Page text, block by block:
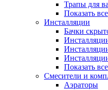
Трапы для
Показать все
Инсталляции
Бачки
Показать все
Смесители и
Аэраторы